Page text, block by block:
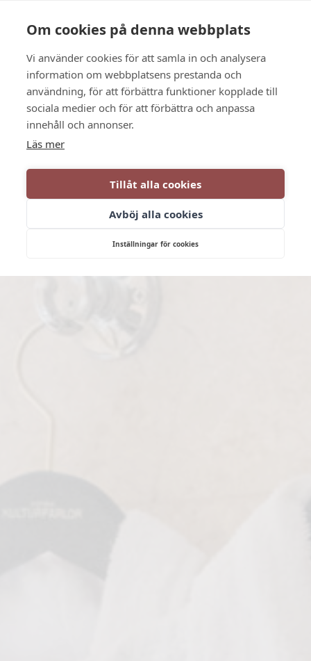
Om cookies på denna webbplats
Vi använder cookies för att samla in och analysera
information om webbplatsens prestanda och
användning, för att förbättra funktioner kopplade till
sociala medier och för att förbättra och anpassa
innehåll och annonser.
Läs mer
Tillåt alla cookies
Avböj alla cookies
Inställningar för cookies
BOKA